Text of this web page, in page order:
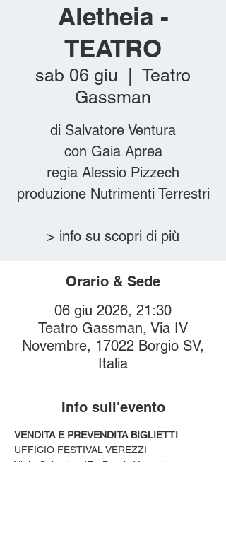
Aletheia -
TEATRO
sab 06 giu
Teatro
Gassman
di Salvatore Ventura
con Gaia Aprea
regia Alessio Pizzech
produzione Nutrimenti Terrestri
> info su scopri di più
Orario & Sede
06 giu 2026, 21:30
Teatro Gassman, Via IV
Novembre, 17022 Borgio SV,
Italia
Info sull'evento
VENDITA E PREVENDITA BIGLIETTI
UFFICIO FESTIVAL VEREZZI
Viale Colombo 47 - Borgio Verezzi